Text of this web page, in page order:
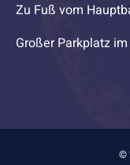
Zu Fuß vom
Großer Parkplatz
©